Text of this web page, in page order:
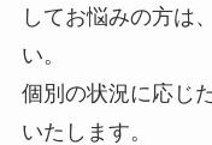
してお悩みの方は
い。
個別の状況に応じ
いたします。